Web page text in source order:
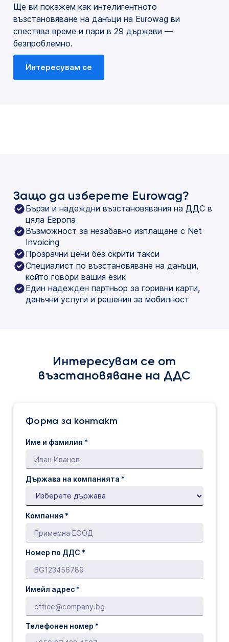
Ще ви покажем как интелигентното
възстановяване на данъци на Eurowag ви
спестява време и пари в 29 държави —
безпроблемно.
Интересувам се
Защо да изберете Eurowag?
Бързи и надеждни възстановявания на ДДС в
цяла Европа
Възможност за незабавно изплащане с Net
Invoicing
Прозрачни цени без скрити такси
Специалист по възстановяване на данъци,
който говори вашия език
Един надежден партньор за горивни карти,
данъчни услуги и решения за мобилност
Интересувам се от
възстановяване на ДДС
Форма за контакт
Име и фамилия *
Държава на компанията *
Компания *
Номер по ДДС *
Имейл адрес *
Телефонен номер *